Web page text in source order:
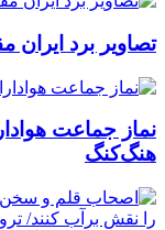
تصاویر برد ایران
نماز جماعت
هنگ‌کنگ